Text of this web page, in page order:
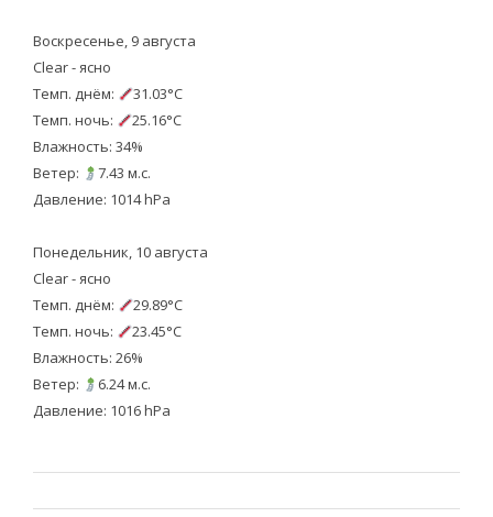
Воскресенье, 9 августа
Clear - ясно
Темп. днём:
31.03°C
Темп. ночь:
25.16°C
Влажность: 34%
Ветер:
7.43 м.с.
Давление: 1014 hPa
Понедельник, 10 августа
Clear - ясно
Темп. днём:
29.89°C
Темп. ночь:
23.45°C
Влажность: 26%
Ветер:
6.24 м.с.
Давление: 1016 hPa